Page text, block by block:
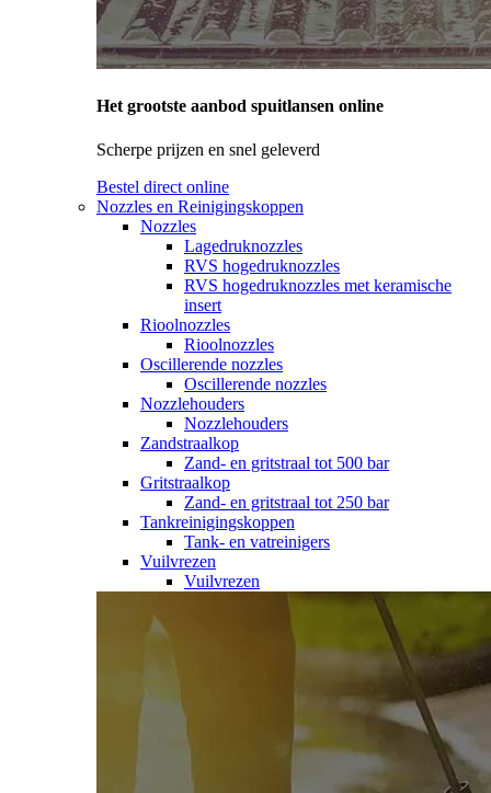
Het grootste aanbod spuitlansen online
Scherpe prijzen en snel geleverd
Bestel direct online
Nozzles en Reinigingskoppen
Nozzles
Lagedruknozzles
RVS hogedruknozzles
RVS hogedruknozzles met keramische
insert
Rioolnozzles
Rioolnozzles
Oscillerende nozzles
Oscillerende nozzles
Nozzlehouders
Nozzlehouders
Zandstraalkop
Zand- en gritstraal tot 500 bar
Gritstraalkop
Zand- en gritstraal tot 250 bar
Tankreinigingskoppen
Tank- en vatreinigers
Vuilvrezen
Vuilvrezen